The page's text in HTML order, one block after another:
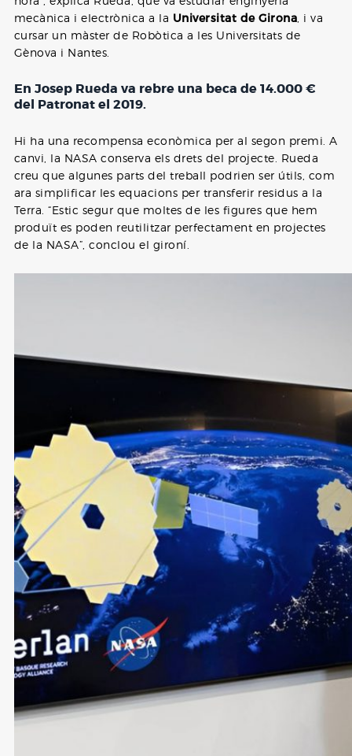
mecànica i electrònica a la Universitat de Girona , i va
cursar un màster de Robòtica a les Universitats de
Gènova i Nantes.
En Josep Rueda va rebre una beca de 14.000 €
del Patronat el 2019.
Hi ha una recompensa econòmica per al segon premi. A
canvi, la NASA conserva els drets del projecte. Rueda
creu que algunes parts del treball podrien ser útils, com
ara simplificar les equacions per transferir residus a la
Terra. “Estic segur que moltes de les figures que hem
produït es poden reutilitzar perfectament en projectes
de la NASA”, conclou el gironí.